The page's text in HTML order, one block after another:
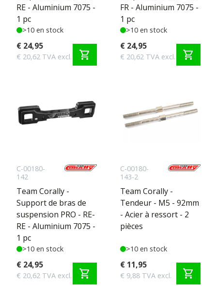
RE - Aluminium 7075 -
1 pc
>10 en stock
€ 24,95
€ 20,62 TVA excl. shopping_cart
FR - Aluminium 7075 -
1 pc
>10 en stock
€ 24,95
€ 20,62 TVA excl. shopping_cart
C-00180-
142
Team Corally -
Support de bras de
suspension PRO - RE-
RE - Aluminium 7075 -
1 pc
>10 en stock
€ 24,95
€ 20,62 TVA excl. shopping_cart
C-00180-
143-2
Team Corally -
Tendeur - M5 - 92mm
- Acier à ressort - 2
pièces
>10 en stock
€ 11,95
€ 9,88 TVA excl. shopping_cart